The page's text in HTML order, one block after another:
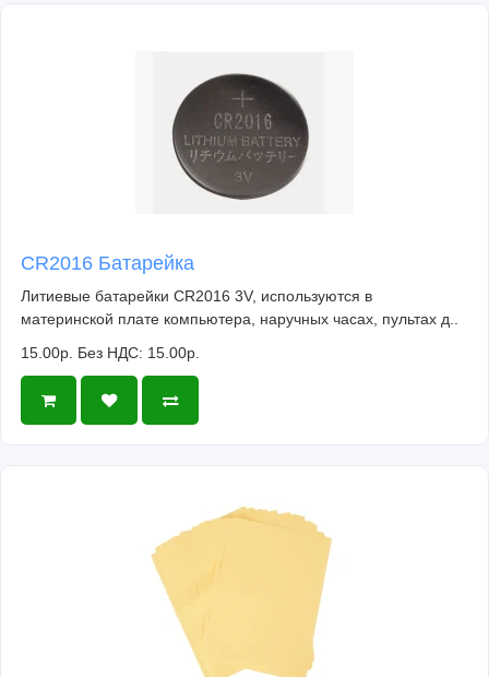
CR2016 Батарейка
Литиевые батарейки CR2016 3V, используются в
материнской плате компьютера, наручных часах, пультах д..
15.00р. Без НДС: 15.00р.